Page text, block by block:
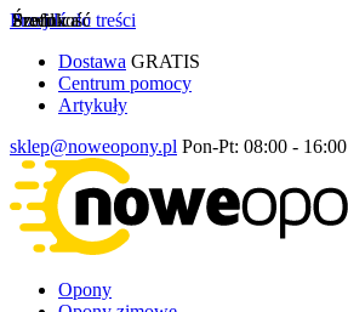
Przejdź do treści
Dostawa GRATIS
Centrum pomocy
Artykuły
sklep@noweopony.pl Pon-Pt: 08:00 - 16:00
Opony
Szerokość
Profil
Średnica